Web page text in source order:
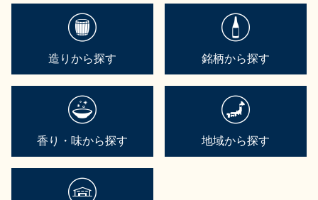
地酒カタログ
造りから探す 銘柄から探す
香り・味から探す 地域から探す